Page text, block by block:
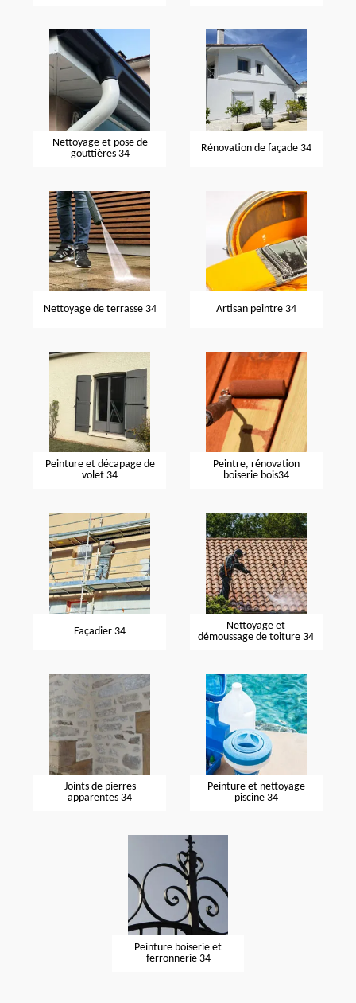
Nettoyage et pose de
gouttières 34
Rénovation de façade 34
Nettoyage de terrasse 34 Artisan peintre 34
Peinture et décapage de
volet 34
Peintre, rénovation
boiserie bois34
Façadier 34
Nettoyage et
démoussage de toiture 34
Joints de pierres
apparentes 34
Peinture et nettoyage
piscine 34
Peinture boiserie et
ferronnerie 34